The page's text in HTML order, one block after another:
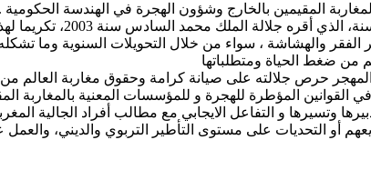
المقيمين بالخارج وشؤون الهجرة في الهندسة الحكومية .
يخلد الشعب المغربي اليوم
والهشاشة ، سواء من خلال التحويلات السنوية وما
من ضغط الحياة ومتطلباتها
حرص جلالته على صيانة كرامة وحقوق مغاربة العالم
المؤطرة للهجرة و للمؤسسات المعنية بالمغاربة
وتسيرها و التفاعل الايجابي مع مطالب أفراد الجالية
أو التحديات على مستوى التأطير التربوي والديني،